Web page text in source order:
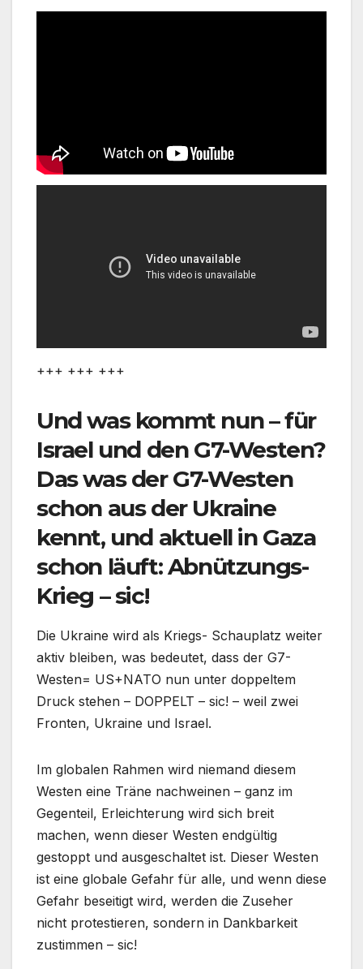
+++ +++ +++
Und was kommt nun – für
Israel und den G7-Westen?
Das was der G7-Westen
schon aus der Ukraine
kennt, und aktuell in Gaza
schon läuft: Abnützungs-
Krieg – sic!
Die Ukraine wird als Kriegs- Schauplatz weiter
aktiv bleiben, was bedeutet, dass der G7-
Westen= US+NATO nun unter doppeltem
Druck stehen – DOPPELT – sic! – weil zwei
Fronten, Ukraine und Israel.
Im globalen Rahmen wird niemand diesem
Westen eine Träne nachweinen – ganz im
Gegenteil, Erleichterung wird sich breit
machen, wenn dieser Westen endgültig
gestoppt und ausgeschaltet ist. Dieser Westen
ist eine globale Gefahr für alle, und wenn diese
Gefahr beseitigt wird, werden die Zuseher
nicht protestieren, sondern in Dankbarkeit
zustimmen – sic!